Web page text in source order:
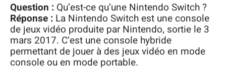
Question : Qu’est-ce qu’une Nintendo Switch ?
Réponse : La Nintendo Switch est une console
de jeux vidéo produite par Nintendo, sortie le 3
mars 2017. C’est une console hybride
permettant de jouer à des jeux vidéo en mode
console ou en mode portable.